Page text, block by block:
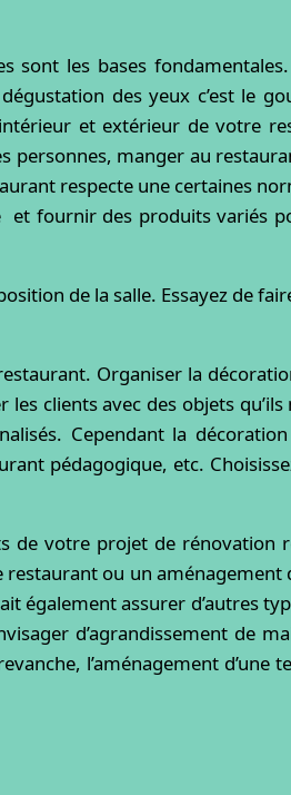
les bases
des yeux c’est le
et extérieur de votre
personnes, manger au
respecte une certaines
fournir des produits variés
de la salle. Essayez de
Organiser la
clients avec des objets
Cependant la
pédagogique, etc.
de votre projet de rénovation
ou un
également assurer d’autres
d’agrandissement de
l’aménagement